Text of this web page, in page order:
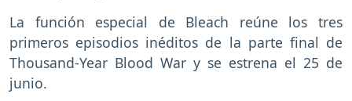
La función especial de Bleach reúne los tres
primeros episodios inéditos de la parte final de
Thousand-Year Blood War y se estrena el 25 de
junio.